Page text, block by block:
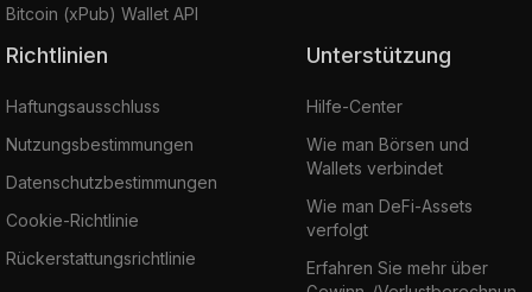
Bitcoin (xPub) Wallet API
Richtlinien
Haftungsausschluss
Nutzungsbestimmungen
Datenschutzbestimmungen
Cookie-Richtlinie
Rückerstattungsrichtlinie
Unterstützung
Hilfe-Center
Wie man Börsen und
Wallets verbindet
Wie man DeFi-Assets
verfolgt
Erfahren Sie mehr über